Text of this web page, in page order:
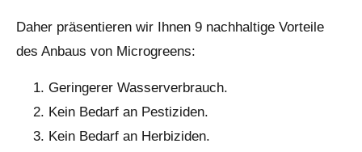
Daher präsentieren wir Ihnen 9 nachhaltige Vorteile
des Anbaus von Microgreens:
Geringerer Wasserverbrauch.
Kein Bedarf an Pestiziden.
Kein Bedarf an Herbiziden.